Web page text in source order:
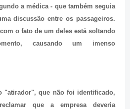
a médica - que também seguia
discussão entre os passageiros.
o fato de um deles está soltando
causando um imenso
"atirador", que não foi identificado,
que a empresa deveria